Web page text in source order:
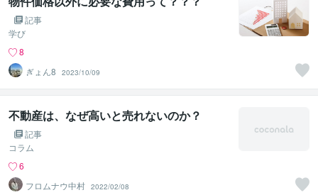
記事
学び
8
ぎょん8
2023/10/09
不動産は、なぜ高いと売れないのか？
記事
コラム
6
フロムナウ中村 2022/02/08